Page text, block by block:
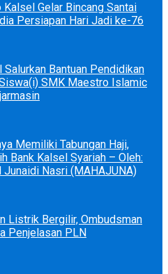
Gelar Bincang Santai
Persiapan Hari Jadi ke-76
Salurkan Bantuan Pendidikan
SMK Maestro Islamic
Memiliki Tabungan Haji,
Bank Kalsel Syariah – Oleh:
Junaidi Nasri (MAHAJUNA)
Listrik Bergilir, Ombudsman
Penjelasan PLN